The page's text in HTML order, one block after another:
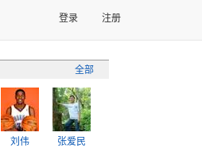
登录 注册
全部
刘伟
张爱民